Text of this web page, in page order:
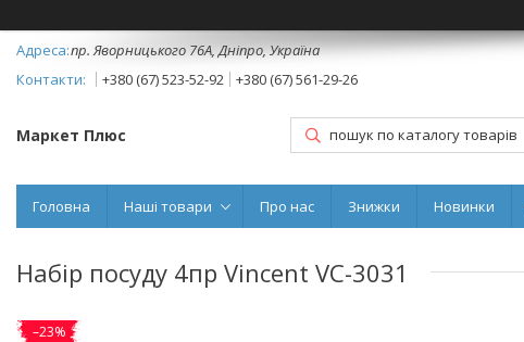
пр. Яворницького 76А, Дніпро, Україна
+380 (67) 523-52-92
+380 (67) 561-29-26
Маркет Плюс
Головна Наші товари Про нас Знижки Новинки
Набір посуду 4пр Vincent VC-3031
–23%